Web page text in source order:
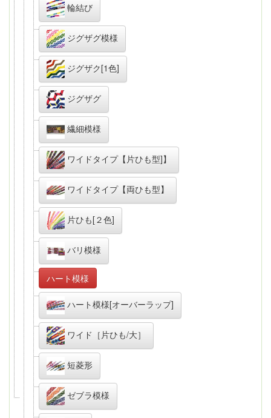
輪結び
ジグザグ模様
ジグザク[1色]
ジグザグ
繊細模様
ワイドタイプ【片ひも型]】
ワイドタイプ【両ひも型】
片ひも[２色]
バリ模様
ハート模様
ハート模様[オーバーラップ]
ワイド［片ひも/大］
短菱形
ゼブラ模様